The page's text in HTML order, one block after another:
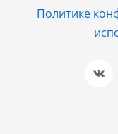
Политике
Барнаул
+7 (961) 999-
Новосибирск